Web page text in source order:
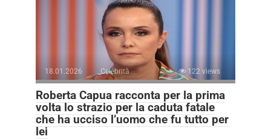
18.01.2026 Celebrità 122 views
Roberta Capua racconta per la prima
volta lo strazio per la caduta fatale
che ha ucciso l’uomo che fu tutto per
lei